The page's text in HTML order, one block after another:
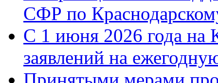
СФР по
С 1 июня 2026 года на
заявлений на